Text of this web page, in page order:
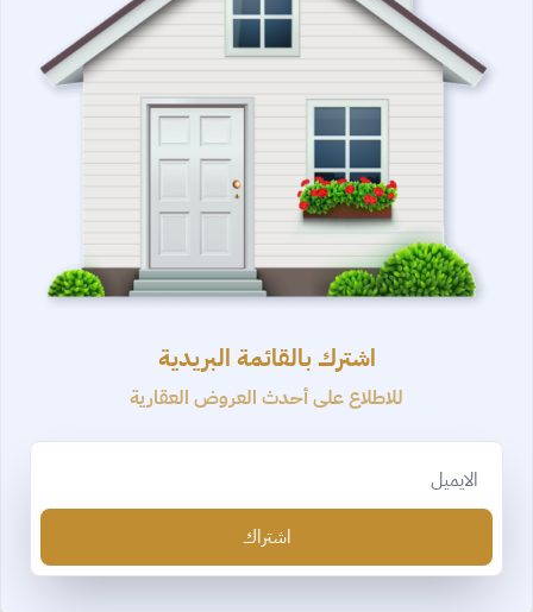
اشترك بالقائمة البريدية
للاطلاع على أحدث العروض العقارية
اشتراك